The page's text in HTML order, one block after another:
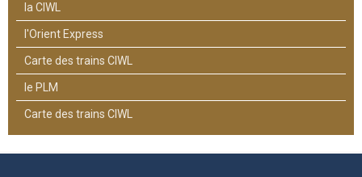
la CIWL
l'Orient Express
Carte des trains CIWL
le PLM
Carte des trains CIWL